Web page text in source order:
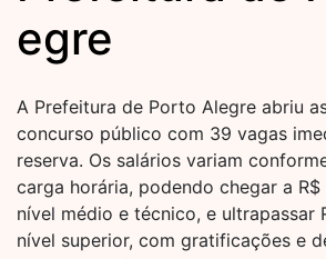
egre
A Prefeitura de Porto Alegre abriu
concurso público com 39 vagas
reserva. Os salários variam
carga horária, podendo chegar a R$
nível médio e técnico, e ultrapassar
nível superior, com gratificações e